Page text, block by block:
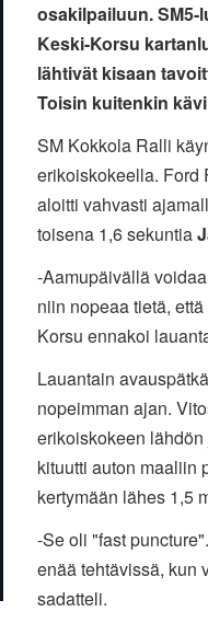
osakilpailuun. SM5-
Keski-Korsu
lähtivät kisaan
Toisin kuitenkin
SM Kokkola Ralli
erikoiskokeella. Ford
aloitti vahvasti
toisena 1,6 sekuntia
-Aamupäivällä
niin nopeaa tietä,
Korsu ennakoi
Lauantain
nopeimman ajan.
erikoiskokeen
kituutti auton maaliin
kertymään lähes 1,5
-Se oli "fast
enää tehtävissä, kun
sadatteli.